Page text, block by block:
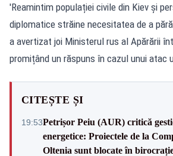
'Reamintim populației civile din Kiev și
diplomatice străine necesitatea de a
a avertizat joi Ministerul rus al Apărării
promițând un răspuns în cazul unui atac
CITEȘTE ȘI
19:53Petrișor Peiu (AUR) critică
energetice: Proiectele de la
Oltenia sunt blocate în